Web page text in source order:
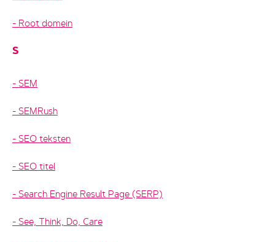
Root domein
S
SEM
SEMRush
SEO teksten
SEO titel
Search Engine Result Page (SERP)
See, Think, Do, Care